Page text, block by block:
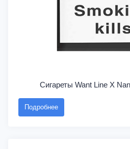
Сигареты Want Line X
Подробнее